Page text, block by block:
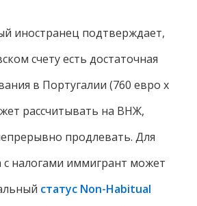
иностранец подтверждает,
счету есть достаточная
в Португалии (760 евро х
рассчитывать на ВНЖ,
продлевать. Для
налогами иммигрант может
статус Non-Habitual